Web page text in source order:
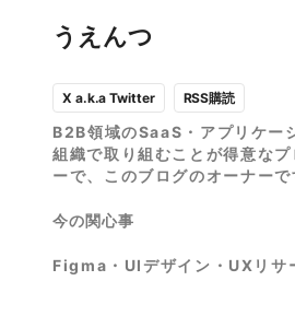
うえんつ
X a.k.a Twitter RSS購読
B2B領域のSaaS・アプリケー
組織で取り組むことが得意な
ーで、このブログのオーナーで
今の関心事
Figma・UIデザイン・UXリサ